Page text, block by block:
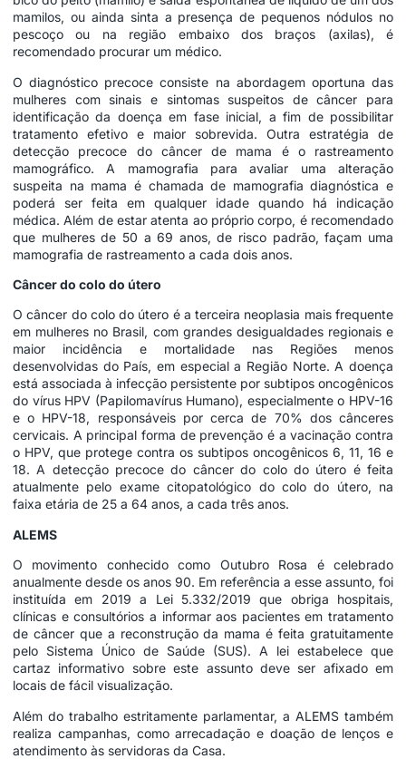
mamilos, ou ainda sinta a presença de pequenos nódulos no
pescoço ou na região embaixo dos braços (axilas), é
recomendado procurar um médico.
O diagnóstico precoce consiste na abordagem oportuna das
mulheres com sinais e sintomas suspeitos de câncer para
identificação da doença em fase inicial, a fim de possibilitar
tratamento efetivo e maior sobrevida. Outra estratégia de
detecção precoce do câncer de mama é o rastreamento
mamográfico. A mamografia para avaliar uma alteração
suspeita na mama é chamada de mamografia diagnóstica e
poderá ser feita em qualquer idade quando há indicação
médica. Além de estar atenta ao próprio corpo, é recomendado
que mulheres de 50 a 69 anos, de risco padrão, façam uma
mamografia de rastreamento a cada dois anos.
Câncer do colo do útero
O câncer do colo do útero é a terceira neoplasia mais frequente
em mulheres no Brasil, com grandes desigualdades regionais e
maior incidência e mortalidade nas Regiões menos
desenvolvidas do País, em especial a Região Norte. A doença
está associada à infecção persistente por subtipos oncogênicos
do vírus HPV (Papilomavírus Humano), especialmente o HPV-16
e o HPV-18, responsáveis por cerca de 70% dos cânceres
cervicais. A principal forma de prevenção é a vacinação contra
o HPV, que protege contra os subtipos oncogênicos 6, 11, 16 e
18. A detecção precoce do câncer do colo do útero é feita
atualmente pelo exame citopatológico do colo do útero, na
faixa etária de 25 a 64 anos, a cada três anos.
ALEMS
O movimento conhecido como Outubro Rosa é celebrado
anualmente desde os anos 90. Em referência a esse assunto, foi
instituída em 2019 a Lei 5.332/2019 que obriga hospitais,
clínicas e consultórios a informar aos pacientes em tratamento
de câncer que a reconstrução da mama é feita gratuitamente
pelo Sistema Único de Saúde (SUS). A lei estabelece que
cartaz informativo sobre este assunto deve ser afixado em
locais de fácil visualização.
Além do trabalho estritamente parlamentar, a ALEMS também
realiza campanhas, como arrecadação e doação de lenços e
atendimento às servidoras da Casa.